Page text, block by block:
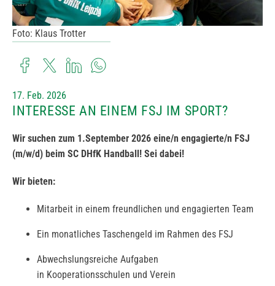
Foto: Klaus Trotter
17. Feb. 2026
INTERESSE AN EINEM FSJ IM SPORT?
Wir suchen zum 1.September 2026 eine/n engagierte/n FSJ
(m/w/d) beim SC DHfK Handball! Sei dabei!
Wir bieten:
Mitarbeit in einem freundlichen und engagierten Team
Ein monatliches Taschengeld im Rahmen des FSJ
Abwechslungsreiche Aufgaben
in Kooperationsschulen und Verein